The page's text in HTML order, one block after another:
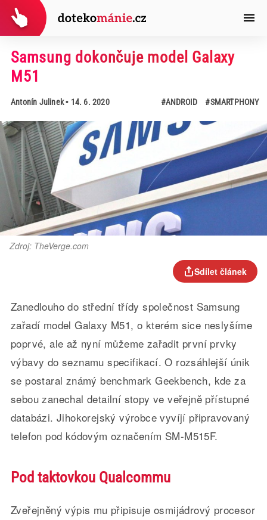
Samsung dokončuje model Galaxy
M51
Antonín Julinek• 14. 6. 2020 #ANDROID #SMARTPHONY
Zdroj: TheVerge.com
Sdílet článek
Zanedlouho do střední třídy společnost Samsung
zařadí model Galaxy M51, o kterém sice neslyšíme
poprvé, ale až nyní můžeme zařadit první prvky
výbavy do seznamu specifikací. O rozsáhlejší únik
se postaral známý benchmark Geekbench, kde za
sebou zanechal detailní stopy ve veřejně přístupné
databázi. Jihokorejský výrobce vyvíjí připravovaný
telefon pod kódovým označením SM-M515F.
Pod taktovkou Qualcommu
Zveřejněný výpis mu připisuje osmijádrový procesor